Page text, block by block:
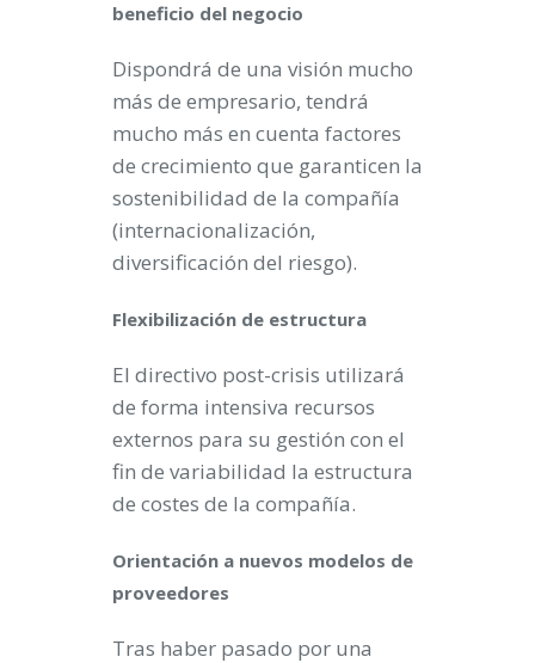
beneficio del negocio
Dispondrá de una visión mucho
más de empresario, tendrá
mucho más en cuenta factores
de crecimiento que garanticen la
sostenibilidad de la compañía
(internacionalización,
diversificación del riesgo).
Flexibilización de estructura
El directivo post-crisis utilizará
de forma intensiva recursos
externos para su gestión con el
fin de variabilidad la estructura
de costes de la compañía.
Orientación a nuevos modelos de
proveedores
Tras haber pasado por una